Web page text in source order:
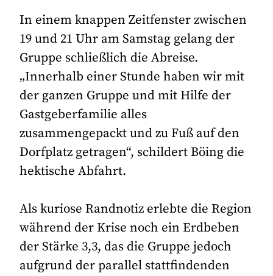
In einem knappen Zeitfenster zwischen
19 und 21 Uhr am Samstag gelang der
Gruppe schließlich die Abreise.
„Innerhalb einer Stunde haben wir mit
der ganzen Gruppe und mit Hilfe der
Gastgeberfamilie alles
zusammengepackt und zu Fuß auf den
Dorfplatz getragen“, schildert Böing die
hektische Abfahrt.
Als kuriose Randnotiz erlebte die Region
während der Krise noch ein Erdbeben
der Stärke 3,3, das die Gruppe jedoch
aufgrund der parallel stattfindenden